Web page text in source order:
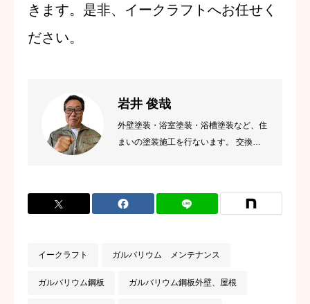
きます。是非、イークラフトへお任せく
ださい。
岩井 俊哉
外壁塗装・浴室塗装・浴槽塗装など、住
まいの塗装施工を行ないます。 交換に
イークラフト ガルバリウム メンテナンス
ガルバリウム鋼板 ガルバリウム鋼板外壁、屋根